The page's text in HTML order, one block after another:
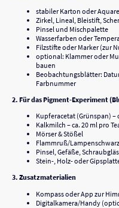
stabiler Karton oder
Zirkel, Lineal, Bleistift,
Pinsel und Mischpalette
Wasserfarben oder
Filzstifte oder Marker (zur
optional: Klammer oder
bauen
Beobachtungsblätter:
Farbnummer
2. Für das Pigment-Experiment
Kupferacetat (Grünspan) –
Kalkmilch – ca. 20 ml pro
Mörser & Stößel
Flammruß/
Pinsel, Gefäße,
Stein-, Holz- oder
3. Zusatzmaterialien
Kompass oder App zur
Digitalkamera/Handy